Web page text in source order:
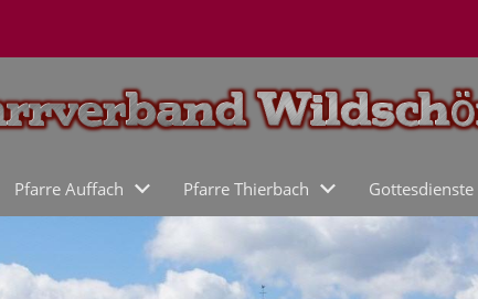
Pfarre Auffach Pfarre Thierbach Gottesdienste